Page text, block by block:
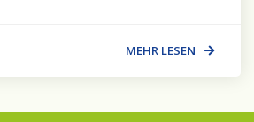
MEHR LESEN